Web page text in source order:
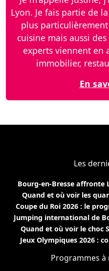
Lyon. Je fais partie de
plus
cuisine mais aussi
experts viennent en
immobilier,
En
Les
Bourg-en-Bresse affronte
Quand et où voir les
Coupe du Roi 2026 : le
Jumping international de
Quand et où voir le choc
Jeux Olympiques 2026 :
Programmes à